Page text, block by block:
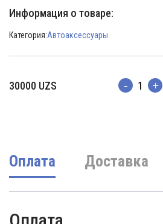
Информация о товаре:
Категория:Автоаксессуары
30000 UZS Количество
Оплата Доставка